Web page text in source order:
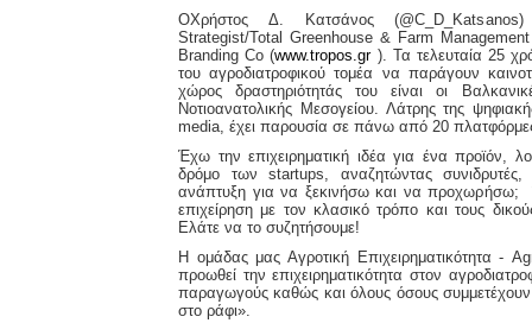
ΟΧρήστος Δ. Κατσάνος (@C_D_Katsanos)
Strategist/Total Greenhouse & Farm Management
Branding Co (www.tropos.gr). Τα τελευταία 25
του αγροδιατροφικού τομέα να παράγουν
χώρος δραστηριότητάς του είναι οι
Νοτιοανατολικής Μεσογείου. Λάτρης της
media, έχει παρουσία σε πάνω από 20
Έχω την επιχειρηματική ιδέα για ένα προϊόν,
δρόμο των startups, αναζητώντας
ανάπτυξη για να ξεκινήσω και να
επιχείρηση με τον κλασικό τρόπο και τους
Ελάτε να το συζητήσουμε!
Η ομάδας μας Αγροτική Επιχειρηματικότητα -
προωθεί την επιχειρηματικότητα στον
παραγωγούς καθώς και όλους όσους
στο ράφι».